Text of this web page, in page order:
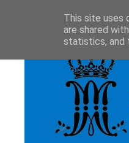
This site uses
are shared
statistics, and